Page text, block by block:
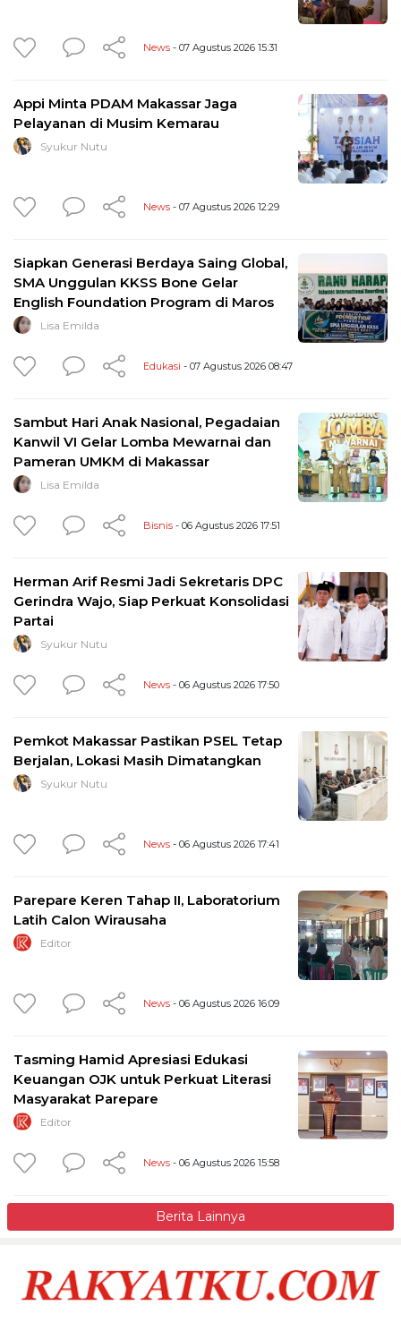
News - 07 Agustus 2026 15:31
Appi Minta PDAM Makassar Jaga
Pelayanan di Musim Kemarau
Syukur Nutu
News - 07 Agustus 2026 12:29
Siapkan Generasi Berdaya Saing Global,
SMA Unggulan KKSS Bone Gelar
English Foundation Program di Maros
Lisa Emilda
Edukasi - 07 Agustus 2026 08:47
Sambut Hari Anak Nasional, Pegadaian
Kanwil VI Gelar Lomba Mewarnai dan
Pameran UMKM di Makassar
Lisa Emilda
Bisnis - 06 Agustus 2026 17:51
Herman Arif Resmi Jadi Sekretaris DPC
Gerindra Wajo, Siap Perkuat Konsolidasi
Partai
Syukur Nutu
News - 06 Agustus 2026 17:50
Pemkot Makassar Pastikan PSEL Tetap
Berjalan, Lokasi Masih Dimatangkan
Syukur Nutu
News - 06 Agustus 2026 17:41
Parepare Keren Tahap II, Laboratorium
Latih Calon Wirausaha
Editor
News - 06 Agustus 2026 16:09
Tasming Hamid Apresiasi Edukasi
Keuangan OJK untuk Perkuat Literasi
Masyarakat Parepare
Editor
News - 06 Agustus 2026 15:58
Berita Lainnya